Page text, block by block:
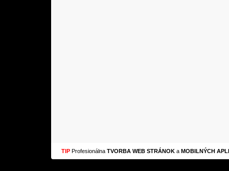
TIP Profesionálna TVORBA WEB STRÁNOK a MOBILNÝCH